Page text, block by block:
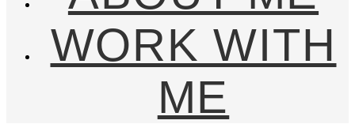
WORK WITH
ME